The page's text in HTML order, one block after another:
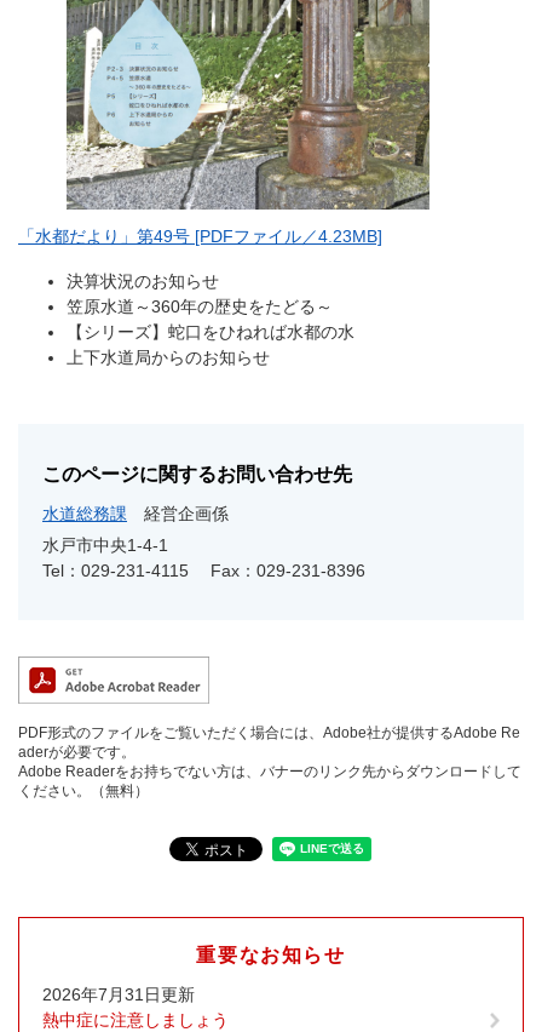
「水都だより」第49号 [PDFファイル／4.23MB]
決算状況のお知らせ
笠原水道～360年の歴史をたどる～
【シリーズ】蛇口をひねれば水都の水
上下水道局からのお知らせ
このページに関するお問い合わせ先
水道総務課
経営企画係
水戸市中央1‐4‐1
Tel：029-231-4115
Fax：029-231-8396
PDF形式のファイルをご覧いただく場合には、Adobe社が提供するAdobe Re
aderが必要です。
Adobe Readerをお持ちでない方は、バナーのリンク先からダウンロードして
ください。（無料）
重要なお知らせ
2026年7月31日更新
熱中症に注意しましょう